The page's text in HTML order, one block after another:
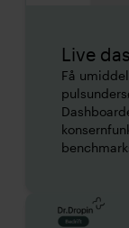
Live
Få